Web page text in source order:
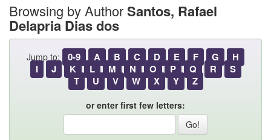
Browsing by AuthorSantos, Rafael
Delapria Dias dos
Jump to: 0-9 A B C D E F G
H
I
J K L M N O P Q R
S
T
U V W X Y Z
or enter first few letters: